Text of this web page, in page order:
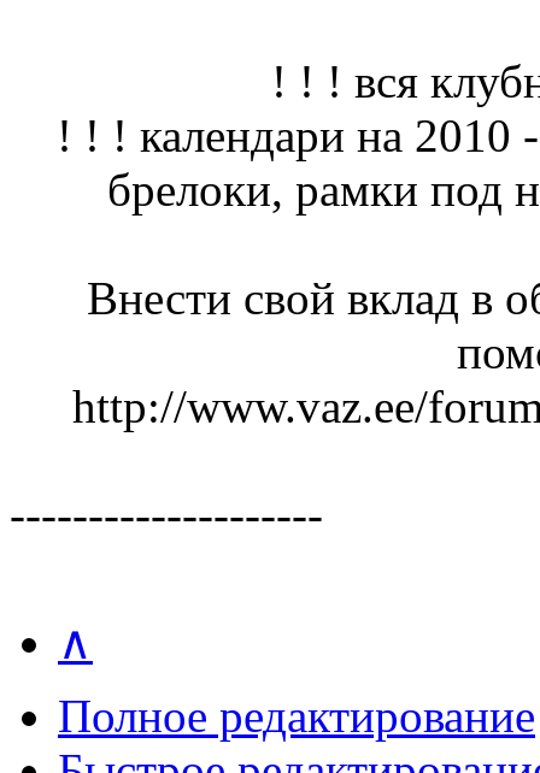
! ! ! вся
! ! ! календари на 2010
брелоки, рамки под
Внести свой вклад в
http://www.vaz.ee/
--------------------
∧
Полное редактирование